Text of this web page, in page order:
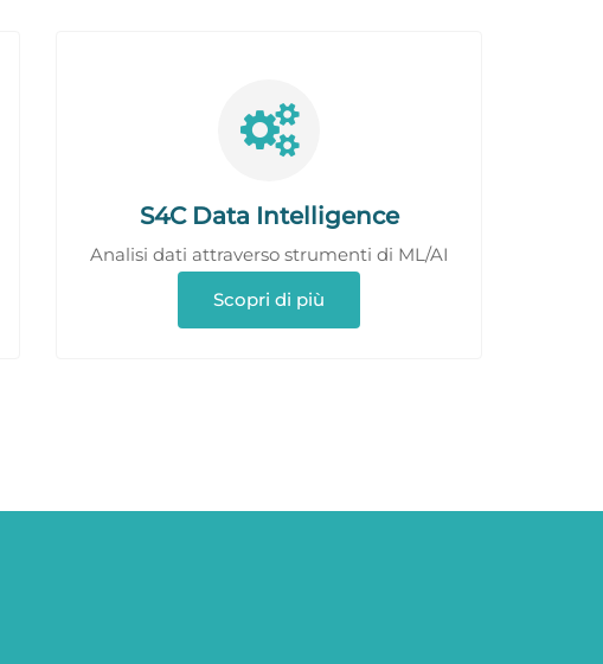
S4C Data Intelligence
Analisi dati attraverso strumenti di ML/AI
Scopri di più